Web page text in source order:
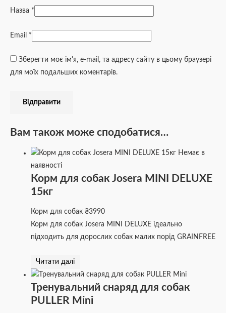
Назва *
Email *
Зберегти моє ім'я, e-mail, та адресу сайту в цьому браузері
для моїх подальших коментарів.
Вам також може сподобатися…
Немає в
наявності
Корм для собак Josera MINI DELUXE
15кг
Корм для собак₴3990
Корм для собак Josera MINI DELUXE ідеально
підходить для дорослих собак малих порід GRAINFREE
Читати далі
Тренувальний снаряд для собак
PULLER Мini